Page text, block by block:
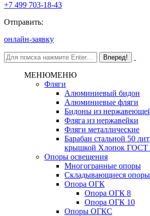
+7 499 703-18-43
Отправить:
онлайн-заявку
МЕНЮМЕНЮ
Фляги
Алюминиевый бидон
Алюминиевые фляги
Бидоны из
Фляга из нержавейки
Фляги металлические
Барабан стальной 50
крышкой Хлопок ГОСТ
Опоры освещения
Многогранные опоры
Складывающиеся опоры
Опора ОГК
Опора ОГК 8
Опора ОГК 10
Опоры ОГКС